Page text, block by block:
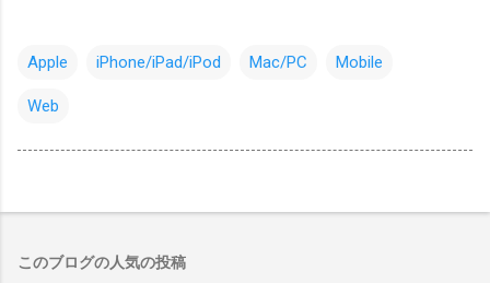
Apple iPhone/iPad/iPod Mac/PC Mobile
Web
このブログの人気の投稿